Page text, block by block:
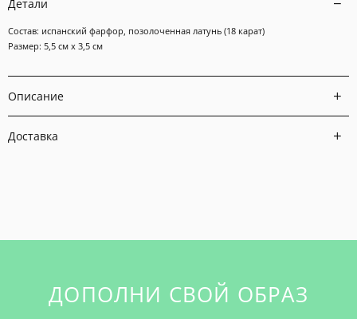
Детали
Состав: испанский фарфор, позолоченная латунь (18 карат)
Размер: 5,5 см х 3,5 см
Описание
Доставка
ДОПОЛНИ СВОЙ ОБРАЗ